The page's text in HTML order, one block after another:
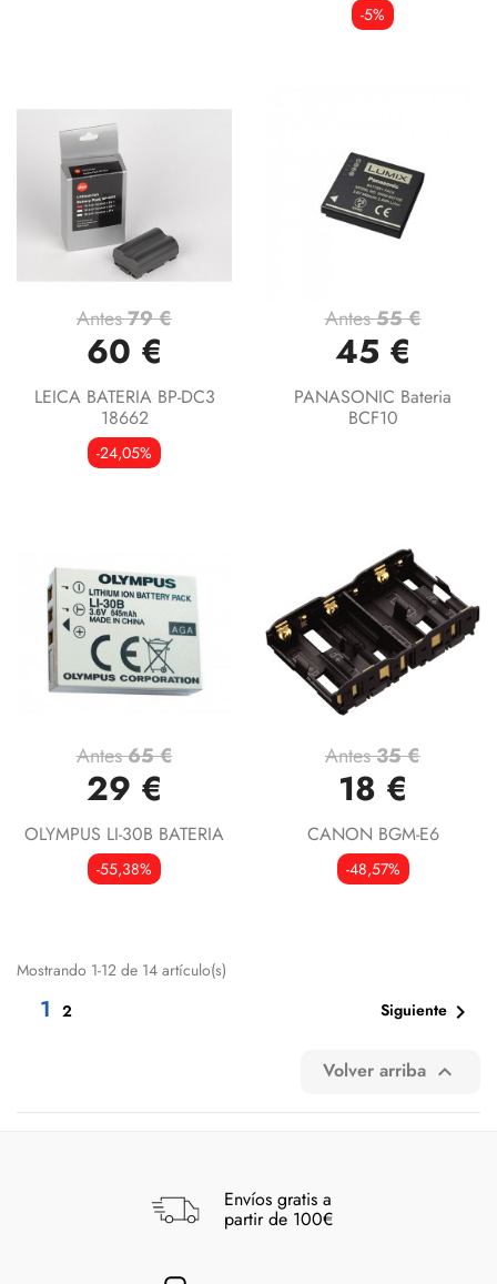
-5%
Antes79 €
60 €
LEICA BATERIA BP-DC3
18662
-24,05%
Antes55 €
45 €
PANASONIC Bateria
BCF10
Antes65 €
29 €
OLYMPUS LI-30B BATERIA
-55,38%
Antes35 €
18 €
CANON BGM-E6
-48,57%
Mostrando 1-12 de 14 artículo(s)
1 2 Siguiente 
Volver arriba 
Envíos gratis a
partir de 100€